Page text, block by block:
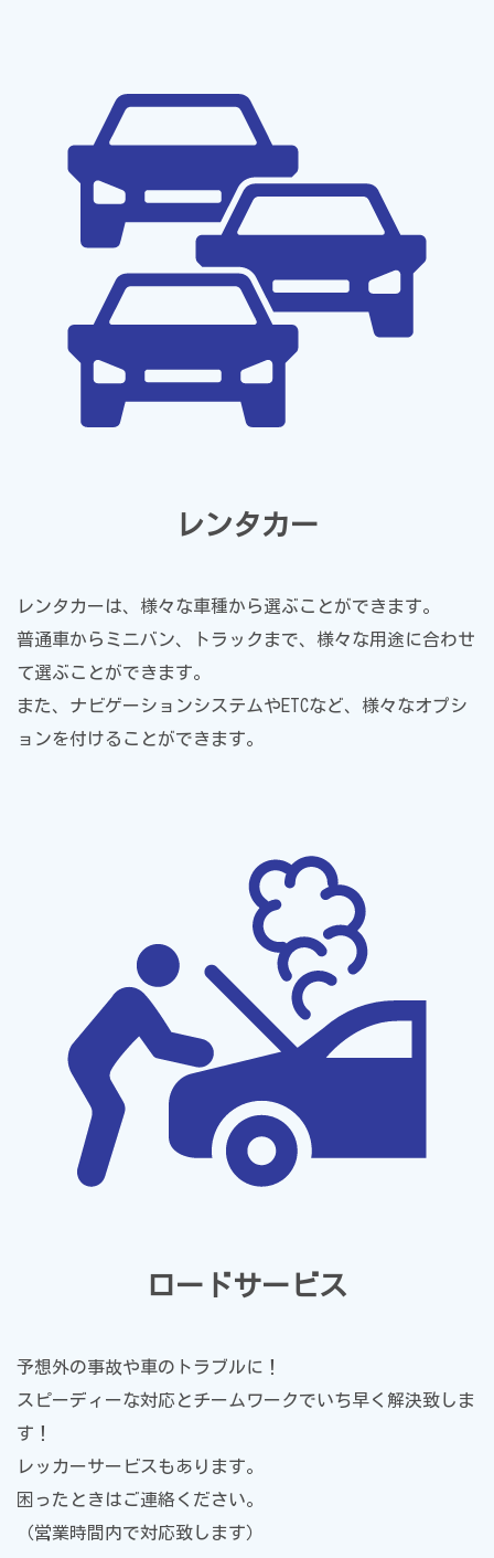
レンタカー
レンタカーは、様々な車種から選ぶことができます。
普通車からミニバン、トラックまで、様々な用途に合わせ
て選ぶことができます。
また、ナビゲーションシステムやETCなど、様々なオプシ
ョンを付けることができます。
ロードサービス
予想外の事故や車のトラブルに！
スピーディーな対応とチームワークでいち早く解決致しま
す！
レッカーサービスもあります。
困ったときはご連絡ください。
（営業時間内で対応致します）